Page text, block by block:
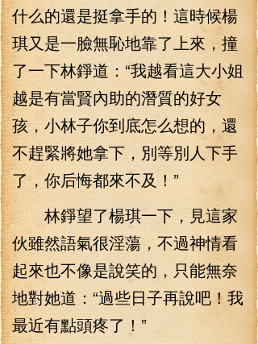
什么的還是挺拿手的！這時候楊
琪又是一臉無恥地靠了上來，撞
了一下林錚道：“我越看這大小姐
越是有當賢內助的潛質的好女
孩，小林子你到底怎么想的，還
不趕緊將她拿下，別等別人下手
了，你后悔都來不及！”
林錚望了楊琪一下，見這家
伙雖然語氣很淫蕩，不過神情看
起來也不像是說笑的，只能無奈
地對她道：“過些日子再說吧！我
最近有點頭疼了！”